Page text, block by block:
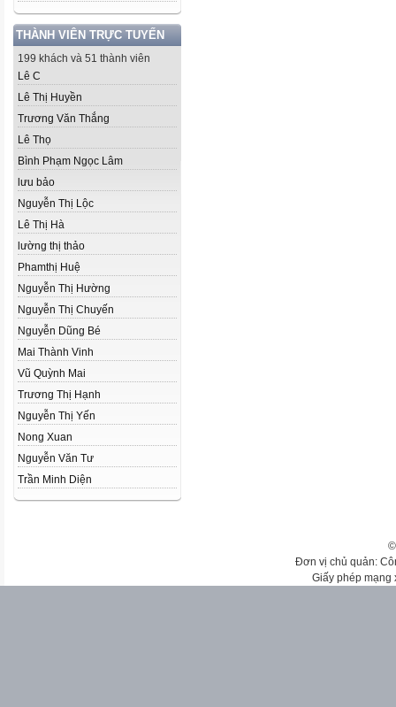
THÀNH VIÊN TRỰC TUYẾN
199 khách và 51 thành viên
Lê C
Lê Thị Huyền
Trương Văn Thắng
Lê Thọ
Bình Phạm Ngọc Lâm
lưu bảo
Nguyễn Thị Lộc
Lê Thị Hà
lường thị thảo
Phamthị Huệ
Nguyễn Thị Hường
Nguyễn Thị Chuyến
Nguyễn Dũng Bé
Mai Thành Vinh
Vũ Quỳnh Mai
Trương Thị Hạnh
Nguyễn Thị Yến
Nong Xuan
Nguyễn Văn Tư
Trần Minh Diện
Đơn vị chủ quản:
Giấy phép mạng